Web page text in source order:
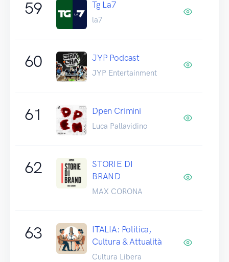
59 Tg La7
la7
60 JYP Podcast
JYP Entertainment
61 Dpen Crimini
Luca Pallavidino
62
STORIE DI
BRAND
MAX CORONA
63
ITALIA: Politica,
Cultura & Attualità
Cultura Libera